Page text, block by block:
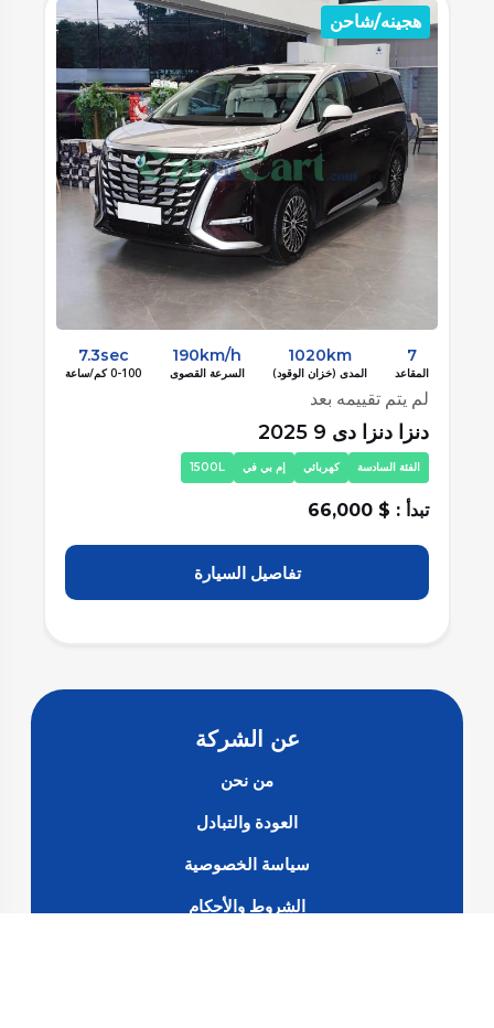
هجينه/شاحن
7
المقاعد
1020km
المدى (خزان الوقود)
190km/h
السرعة القصوى
7.3sec
0-100 كم/ساعة
لم يتم تقييمه بعد
دنزا دنزا دی 9 2025
الفئة الخامسة كهربائي إم بي في 1500L
تبدأ : $ 65,000
تفاصيل السيارة
عن الشركة
من نحن
العودة والتبادل
سياسة الخصوصية
الشروط والأحكام